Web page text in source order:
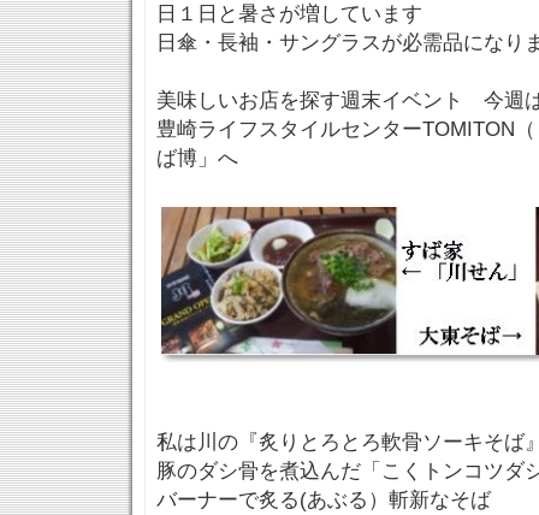
日１日と暑さが増しています
日傘・長袖・サングラスが必需品になり
美味しいお店を探す週末イベント 今週
豊崎ライフスタイルセンターTOMITON
ば博」へ
私は川の『炙りとろとろ軟骨ソーキそば
豚のダシ骨を煮込んだ「こくトンコツダ
バーナーで炙る(あぶる）斬新なそば